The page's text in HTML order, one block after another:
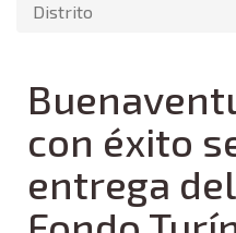
Distrito
con éxito
entrega